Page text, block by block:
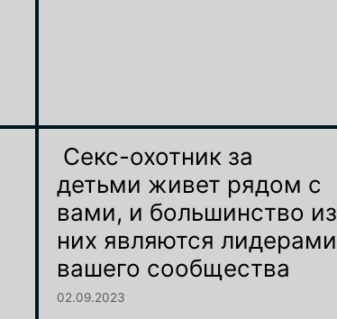
Cекс-охотник за
детьми живет рядом с
вами, и большинство из
них являются лидерами
вашего сообщества
02.09.2023